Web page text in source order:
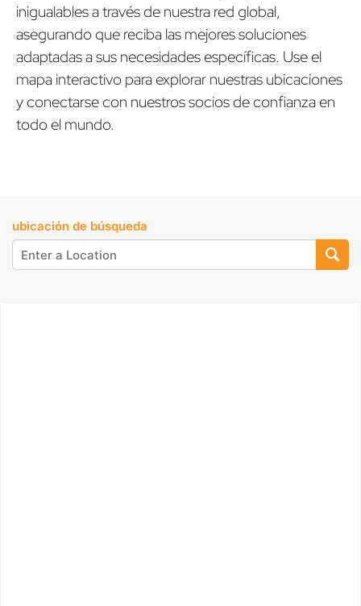
inigualables a través de nuestra red global,
asegurando que reciba las mejores soluciones
adaptadas a sus necesidades específicas. Use el
mapa interactivo para explorar nuestras ubicaciones
y conectarse con nuestros socios de confianza en
todo el mundo.
ubicación de búsqueda